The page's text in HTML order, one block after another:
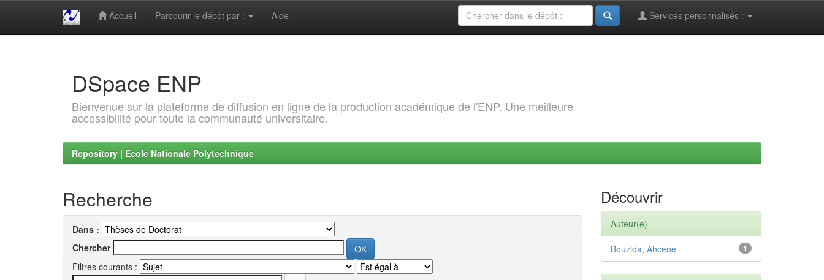
Accueil Parcourir le dépôt par : Aide Services personnalisés :
DSpace ENP
Bienvenue sur la plateforme de diffusion en ligne de la production académique de l'ENP. Une meilleure
accessibilité pour toute la communauté universitaire.
Repository | Ecole Nationale Polytechnique
Recherche
Dans :
Chercher
Filtres courants :
Découvrir
Auteur(e)
1
Bouzida, Ahcene